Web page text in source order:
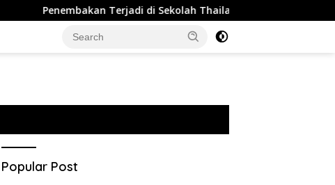
Terjadi di Sekolah Thailand, 2 Orang Tewas dan 15 Luka
Popular Post